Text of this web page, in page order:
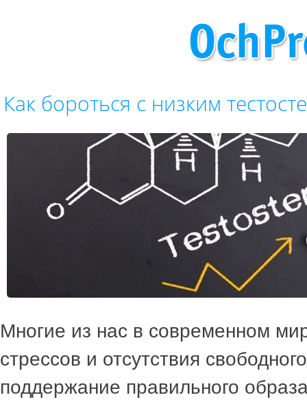
Как бороться с низким
Многие из нас в современном
стрессов и отсутствия
поддержание правильного